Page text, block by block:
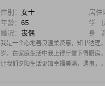
性别： 女士 居住
年龄： 65 学
婚况： 丧偶 身
我是一个心地善良温柔贤惠，知书达理
岁。在家庭生活中我上得厅堂下得厨房
让我们夕阳生活更加幸福美满，遇事，